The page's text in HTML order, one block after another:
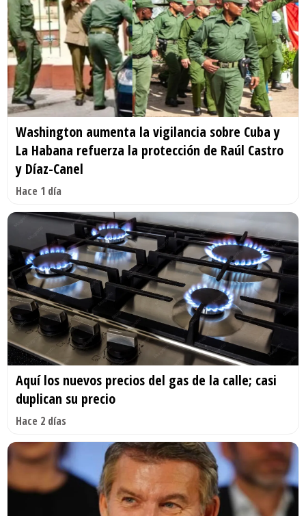
Washington aumenta la vigilancia sobre Cuba y
La Habana refuerza la protección de Raúl Castro
y Díaz-Canel
Hace 1 día
Aquí los nuevos precios del gas de la calle; casi
duplican su precio
Hace 2 días